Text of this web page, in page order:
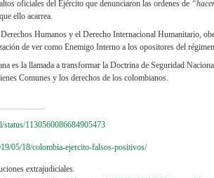
oficiales del Ejército que denunciaron las ordenes de
ello acarrea.
Humanos y el Derecho Internacional Humanitario,
de ver como Enemigo Interno a los opositores del
es la llamada a transformar la Doctrina de Seguridad
Comunes y los derechos de los colombianos.
status/1130560086684905473
05/18/colombia-ejercito-falsos-positivos/
extrajudiciales.